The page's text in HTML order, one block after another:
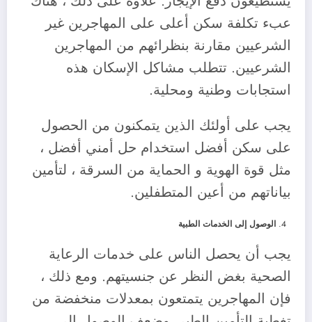
عبء تكلفة سكن أعلى على المهاجرين غير
الشرعيين مقارنة بنظرائهم من المهاجرين
الشرعيين. تتطلب مشاكل الإسكان هذه
استجابات وطنية ومحلية.
يجب على أولئك الذين يتمكنون من الحصول
على سكن أفضل استخدام حل أمني أفضل ،
مثل قوة الهوية و الحماية من السرقة ، لتأمين
بياناتهم من أعين المتطفلين.
الوصول إلى الخدمات الطبية
يجب أن يحصل الناس على خدمات الرعاية
الصحية بغض النظر عن جنسيتهم. ومع ذلك ،
فإن المهاجرين يتمتعون بمعدلات منخفضة من